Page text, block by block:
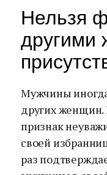
Нельзя
другими
Мужчины
других
признак
своей
раз